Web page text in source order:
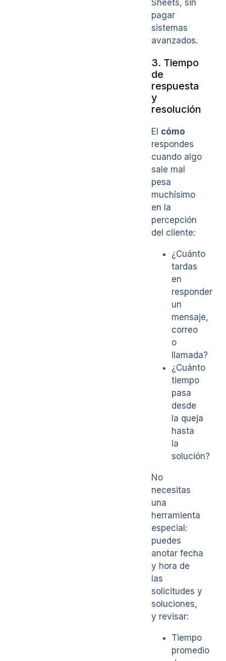
Sheets, sin
pagar
sistemas
avanzados.
3. Tiempo
de
respuesta
y
resolución
El cómo
respondes
cuando algo
sale mal
pesa
muchísimo
en la
percepción
del cliente:
¿Cuánto
tardas
en
responder
un
mensaje,
correo
o
llamada?
¿Cuánto
tiempo
pasa
desde
la queja
hasta
la
solución?
No
necesitas
una
herramienta
especial:
puedes
anotar fecha
y hora de
las
solicitudes y
soluciones,
y revisar:
Tiempo
promedio